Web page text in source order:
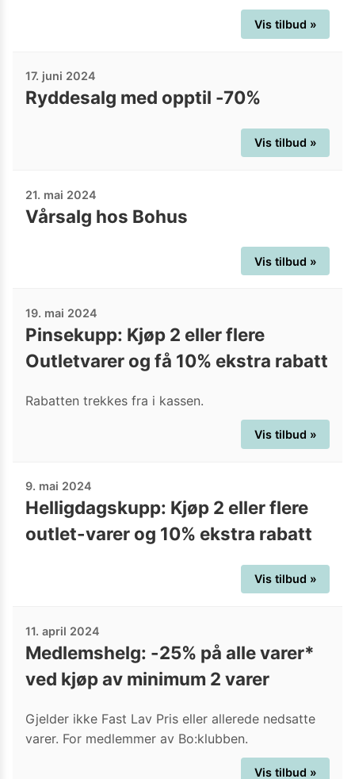
Vis tilbud »
17. juni 2024
Ryddesalg med opptil -70%
Vis tilbud »
21. mai 2024
Vårsalg hos Bohus
Vis tilbud »
19. mai 2024
Pinsekupp: Kjøp 2 eller flere
Outletvarer og få 10% ekstra rabatt
Rabatten trekkes fra i kassen.
Vis tilbud »
9. mai 2024
Helligdagskupp: Kjøp 2 eller flere
outlet-varer og 10% ekstra rabatt
Vis tilbud »
11. april 2024
Medlemshelg: -25% på alle varer*
ved kjøp av minimum 2 varer
Gjelder ikke Fast Lav Pris eller allerede nedsatte
varer. For medlemmer av Bo:klubben.
Vis tilbud »